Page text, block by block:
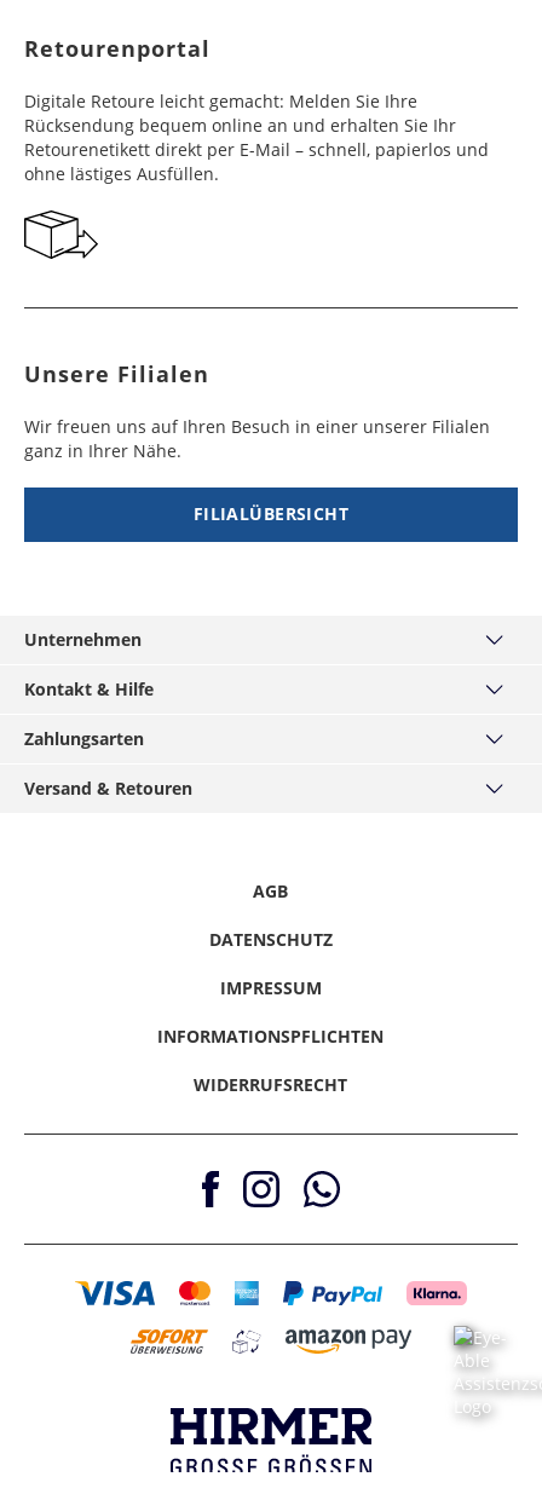
Retourenportal
Digitale Retoure leicht gemacht: Melden Sie Ihre
Rücksendung bequem online an und erhalten Sie Ihr
Retourenetikett direkt per E-Mail – schnell, papierlos und
ohne lästiges Ausfüllen.
Unsere Filialen
Wir freuen uns auf Ihren Besuch in einer unserer Filialen
ganz in Ihrer Nähe.
FILIALÜBERSICHT
Unternehmen
MÄNNERKARTE
Barrierefreiheitserklärung
Kontakt & Hilfe
Größentabellen
Zahlungsarten
Versand & Retouren
AGB
DATENSCHUTZ
IMPRESSUM
INFORMATIONSPFLICHTEN
WIDERRUFSRECHT